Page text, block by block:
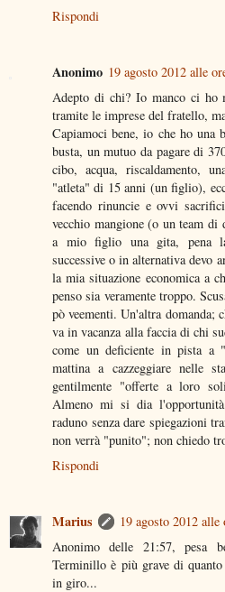
Rispondi
Anonimo 19 agosto 2012 alle
Adepto di chi? Io manco ci ho
tramite le imprese del fratello,
Capiamoci bene, io che ho una
busta, un mutuo da pagare di
cibo, acqua, riscaldamento,
"atleta" di 15 anni (un figlio),
facendo rinuncie e ovvi
vecchio mangione (o un team
a mio figlio una gita, pena
successive o in alternativa devo
la mia situazione economica a
penso sia veramente troppo.
pò veementi. Un'altra domanda;
va in vacanza alla faccia di chi
come un deficiente in pista a
mattina a cazzeggiare nelle
gentilmente "offerte a loro
Almeno mi si dia
raduno senza dare spiegazioni
non verrà "punito"; non chiedo
Rispondi
Marius
19 agosto 2012 alle
Anonimo delle 21:57, pesa
Terminillo è più grave di
in giro...